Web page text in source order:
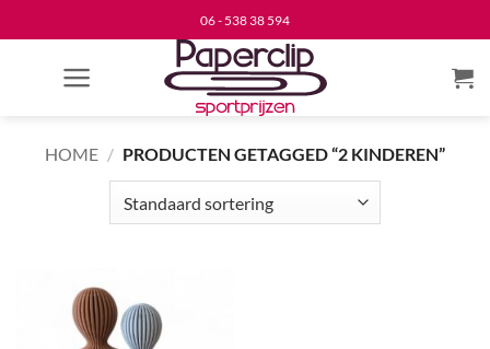
naar
06 - 538 38 594
HOME / PRODUCTEN GETAGGED “2 KINDEREN”